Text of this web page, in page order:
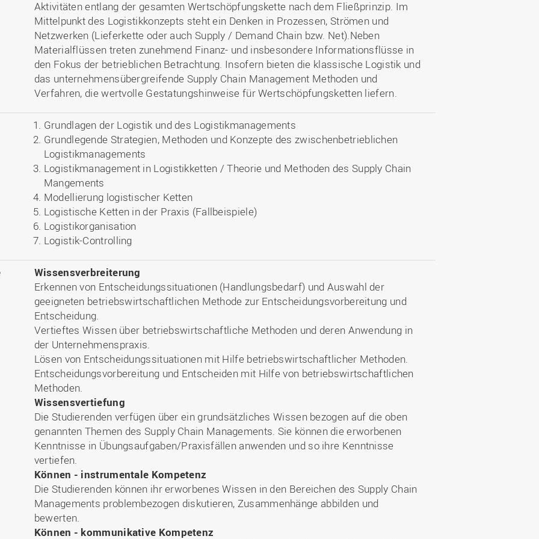
Aktivitäten entlang der gesamten Wertschöpfungskette nach dem Fließprinzip. Im
Mittelpunkt des Logistikkonzepts steht ein Denken in Prozessen, Strömen und
Netzwerken (Lieferkette oder auch Supply / Demand Chain bzw. Net).Neben
Materialflüssen treten zunehmend Finanz- und insbesondere Informationsflüsse in
den Fokus der betrieblichen Betrachtung. Insofern bieten die klassische Logistik und
das unternehmensübergreifende Supply Chain Management Methoden und
Verfahren, die wertvolle Gestatungshinweise für Wertschöpfungsketten liefern.
Grundlagen der Logistik und des Logistikmanagements
Grundlegende Strategien, Methoden und Konzepte des zwischenbetrieblichen
Logistikmanagements
Logistikmanagement in Logistikketten / Theorie und Methoden des Supply Chain
Mangements
Modellierung logistischer Ketten
Logistische Ketten in der Praxis (Fallbeispiele)
Logistikorganisation
Logistik-Controlling
Wissensverbreiterung
Erkennen von Entscheidungssituationen (Handlungsbedarf) und Auswahl der
geeigneten betriebswirtschaftlichen Methode zur Entscheidungsvorbereitung und
Entscheidung.
Vertieftes Wissen über betriebswirtschaftliche Methoden und deren Anwendung in
der Unternehmenspraxis.
Lösen von Entscheidungssituationen mit Hilfe betriebswirtschaftlicher Methoden.
Entscheidungsvorbereitung und Entscheiden mit Hilfe von betriebswirtschaftlichen
Methoden.
Wissensvertiefung
Die Studierenden verfügen über ein grundsätzliches Wissen bezogen auf die oben
genannten Themen des Supply Chain Managements. Sie können die erworbenen
Kenntnisse in Übungsaufgaben/Praxisfällen anwenden und so ihre Kenntnisse
vertiefen.
Können - instrumentale Kompetenz
Die Studierenden können ihr erworbenes Wissen in den Bereichen des Supply Chain
Managements problembezogen diskutieren, Zusammenhänge abbilden und
bewerten.
Können - kommunikative Kompetenz